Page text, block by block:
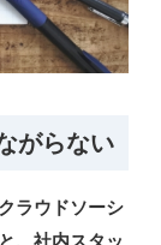
がらない
クラウドソーシ
、社内スタッ